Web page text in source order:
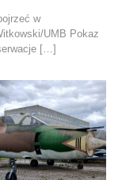
w
UMB Pokaz
[…]